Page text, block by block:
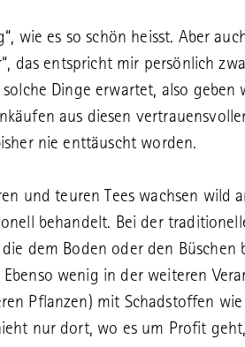
wie es so schön heisst. Aber
das entspricht mir persönlich
Dinge erwartet, also geben
aus diesen
nie enttäuscht worden.
und teuren Tees wachsen wild
behandelt. Bei der
dem Boden oder den Büschen
wenig in der weiteren
Pflanzen) mit Schadstoffen wie
nur dort, wo es um Profit